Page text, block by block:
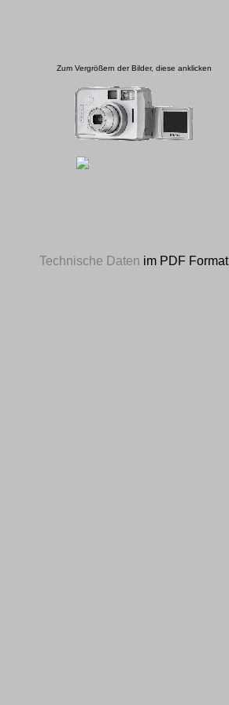
Zum Vergrößern der Bilder, diese anklicken
Technische Daten im PDF Format